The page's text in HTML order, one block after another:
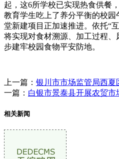
起，这6所学校已实现热食供餐
教育学生吃上了养分平衡的校
堂新建项目正加速推进。依托“
将实现对食材溯源、加工过程
步建牢校园食物平安防地。
上一篇： 银川市市场监管局西
一篇： 白银市景泰县开展农贸市
相关新闻